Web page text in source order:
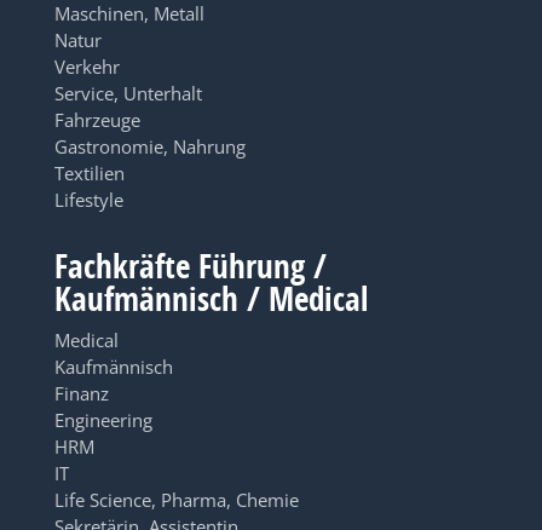
Maschinen, Metall
Natur
Verkehr
Service, Unterhalt
Fahrzeuge
Gastronomie, Nahrung
Textilien
Lifestyle
Fachkräfte Führung /
Kaufmännisch / Medical
Medical
Kaufmännisch
Finanz
Engineering
HRM
IT
Life Science, Pharma, Chemie